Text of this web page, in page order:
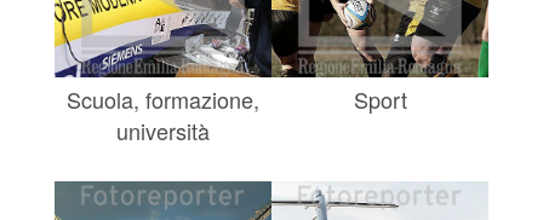
Scuola, formazione,
università
Sport